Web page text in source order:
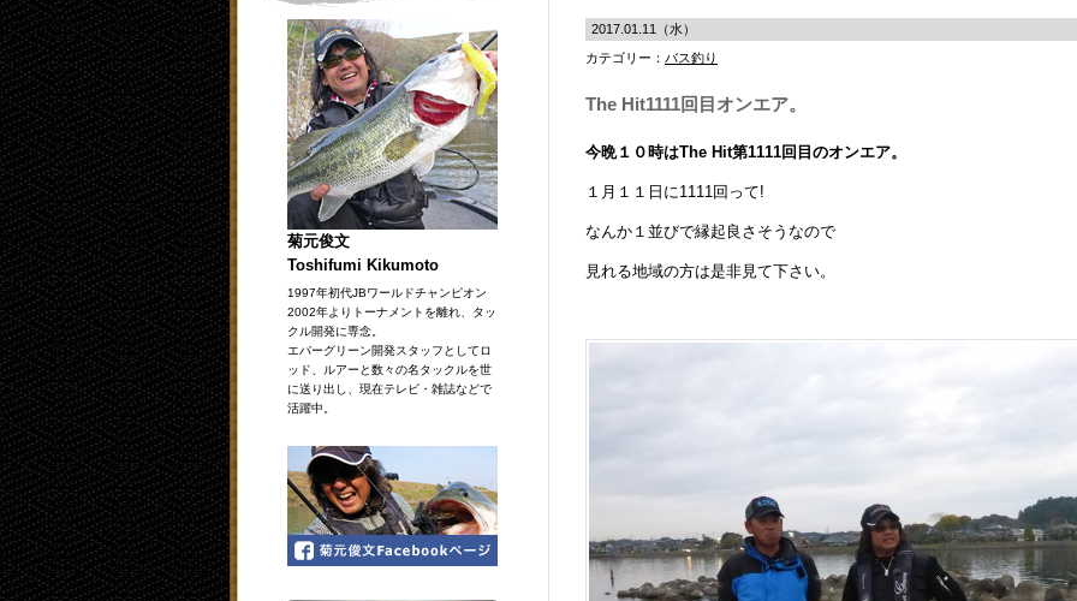
菊元俊文
Toshifumi Kikumoto
1997年初代JBワールドチャンピオン
2002年よりトーナメントを離れ、タッ
クル開発に専念。
エバーグリーン開発スタッフとしてロ
ッド、ルアーと数々の名タックルを世
に送り出し、現在テレビ・雑誌などで
活躍中。
2017.01.11（水）
カテゴリー： バス釣り
The Hit1111回目オンエア。
今晩１０時はThe Hit第1111回目のオンエア。
１月１１日に1111回って!
なんか１並びで縁起良さそうなので
見れる地域の方は是非見て下さい。